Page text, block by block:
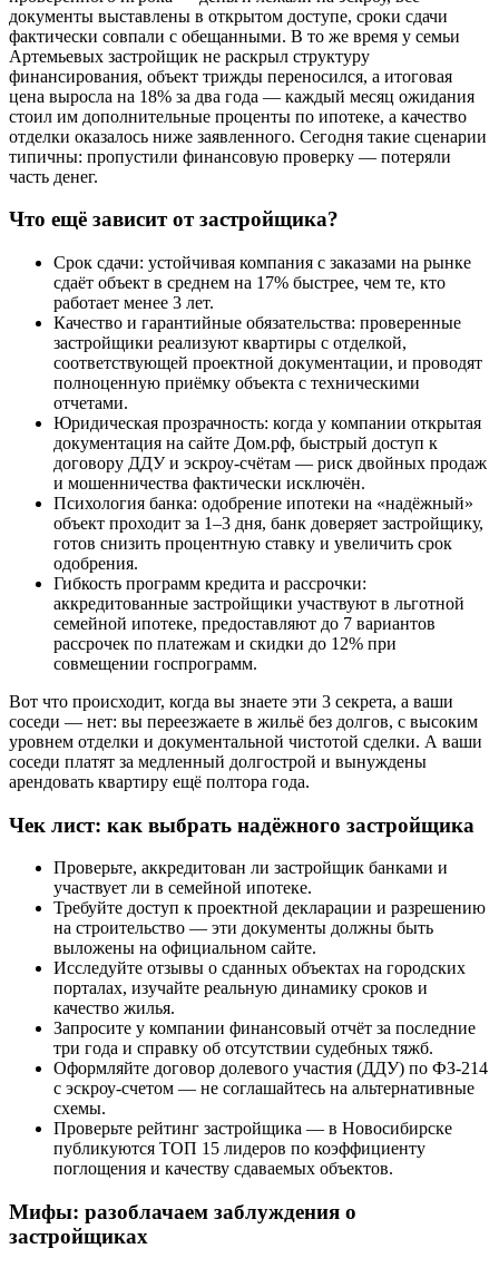
документы выставлены в открытом доступе, сроки сдачи
фактически совпали с обещанными. В то же время у семьи
Артемьевых застройщик не раскрыл структуру
финансирования, объект трижды переносился, а итоговая
цена выросла на 18% за два года — каждый месяц ожидания
стоил им дополнительные проценты по ипотеке, а качество
отделки оказалось ниже заявленного. Сегодня такие сценарии
типичны: пропустили финансовую проверку — потеряли
часть денег.
Что ещё зависит от застройщика?
Срок сдачи: устойчивая компания с заказами на рынке
сдаёт объект в среднем на 17% быстрее, чем те, кто
работает менее 3 лет.
Качество и гарантийные обязательства: проверенные
застройщики реализуют квартиры с отделкой,
соответствующей проектной документации, и проводят
полноценную приёмку объекта с техническими
отчетами.
Юридическая прозрачность: когда у компании открытая
документация на сайте Дом.рф, быстрый доступ к
договору ДДУ и эскроу-счётам — риск двойных продаж
и мошенничества фактически исключён.
Психология банка: одобрение ипотеки на «надёжный»
объект проходит за 1–3 дня, банк доверяет застройщику,
готов снизить процентную ставку и увеличить срок
одобрения.
Гибкость программ кредита и рассрочки:
аккредитованные застройщики участвуют в льготной
семейной ипотеке, предоставляют до 7 вариантов
рассрочек по платежам и скидки до 12% при
совмещении госпрограмм.
Вот что происходит, когда вы знаете эти 3 секрета, а ваши
соседи — нет: вы переезжаете в жильё без долгов, с высоким
уровнем отделки и документальной чистотой сделки. А ваши
соседи платят за медленный долгострой и вынуждены
арендовать квартиру ещё полтора года.
Чек лист: как выбрать надёжного застройщика
Проверьте, аккредитован ли застройщик банками и
участвует ли в семейной ипотеке.
Требуйте доступ к проектной декларации и разрешению
на строительство — эти документы должны быть
выложены на официальном сайте.
Исследуйте отзывы о сданных объектах на городских
порталах, изучайте реальную динамику сроков и
качество жилья.
Запросите у компании финансовый отчёт за последние
три года и справку об отсутствии судебных тяжб.
Оформляйте договор долевого участия (ДДУ) по ФЗ-214
с эскроу-счетом — не соглашайтесь на альтернативные
схемы.
Проверьте рейтинг застройщика — в Новосибирске
публикуются ТОП 15 лидеров по коэффициенту
поглощения и качеству сдаваемых объектов.
Мифы: разоблачаем заблуждения о
застройщиках